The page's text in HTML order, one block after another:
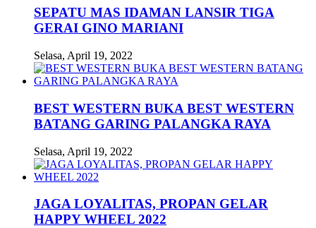
SEPATU MAS IDAMAN LANSIR TIGA
GERAI GINO MARIANI
Selasa, April 19, 2022
BEST WESTERN BUKA BEST WESTERN
BATANG GARING PALANGKA RAYA
Selasa, April 19, 2022
JAGA LOYALITAS, PROPAN GELAR
HAPPY WHEEL 2022